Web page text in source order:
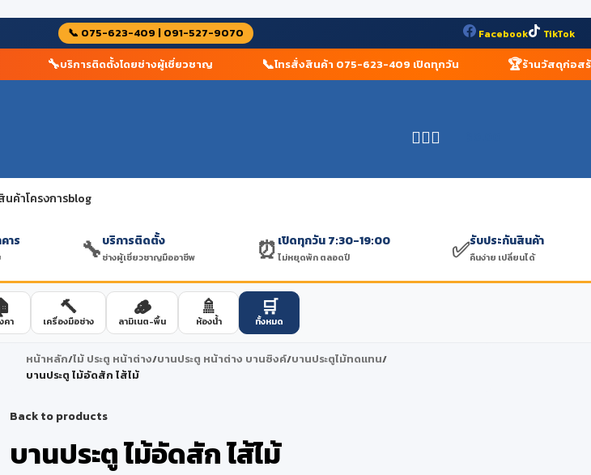
📞 075-623-409 | 091-527-9070 Facebook TikTok
บริการติดตั้งโดยช่างผู้เชี่ยวชาญ โทรสั่งสินค้า 075-623-409 เปิดทุกวัน ร้านวัสดุก่อสร้าง
นค้าโครงการblog
าร 🔧บริการติดตั้ง
ช่างผู้เชี่ยวชาญมืออาชีพ ⏰เปิดทุกวัน 7:30-19:00
ไม่หยุดพัก ตลอดปี ✅รับประกันสินค้า
คืนง่าย เปลี่ยนได้
คา
🔨
เครื่องมือช่าง
🪵
ลามิเนต-พื้น
🚿
ห้องน้ำ
🛒
ทั้งหมด
หน้าหลัก/ไม้ ประตู หน้าต่าง/บานประตู หน้าต่าง บานซิงค์/บานประตูไม้ทดแทน/
บานประตู ไม้อัดสัก ไส้ไม้
Back to products
บานประตู ไม้อัดสัก ไส้ไม้